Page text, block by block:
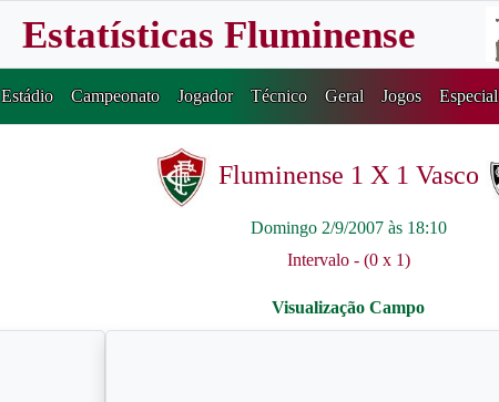
Estatísticas Fluminense
Estádio Campeonato Jogador Técnico Geral Jogos Especial
Fluminense 1 X 1 Vasco
Domingo 2/9/2007 às 18:10
Intervalo - (0 x 1)